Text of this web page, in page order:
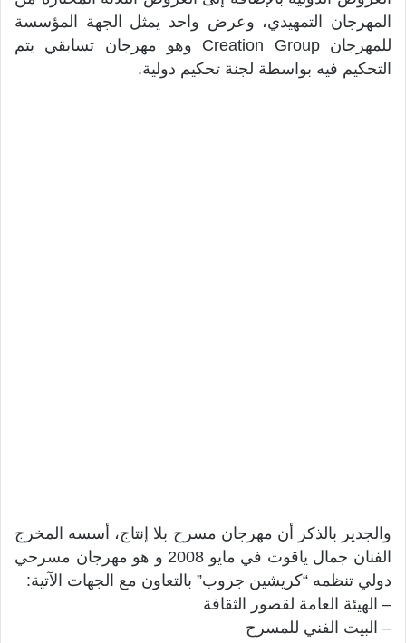
المهرجان التمهيدي، وعرض واحد يمثل الجهة المؤسسة
للمهرجان Creation Group وهو مهرجان تسابقي يتم
التحكيم فيه بواسطة لجنة تحكيم دولية.
والجدير بالذكر أن مهرجان مسرح بلا إنتاج، أسسه المخرج
الفنان جمال ياقوت في مايو 2008 و هو مهرجان مسرحي
دولي تنظمه “كريشين جروب” بالتعاون مع الجهات الآتية:
– الهيئة العامة لقصور الثقافة
– البيت الفني للمسرح